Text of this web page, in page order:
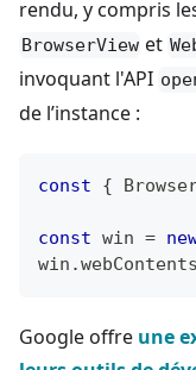
rendu, y compris
BrowserView et
invoquant l'API
de l’instance :
const {
const win =
win .webContents
Google offre une